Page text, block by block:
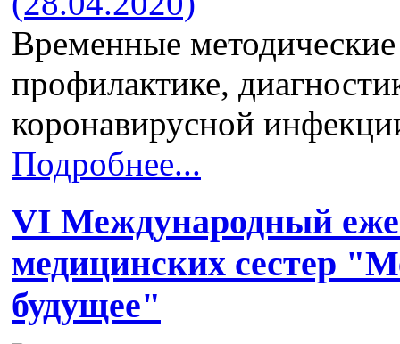
Временные
профилактике,
коронавирусной
Подробнее...
VI Международный
медицинских сестер
будущее"